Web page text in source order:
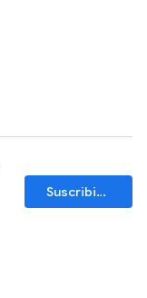
Suscribirse